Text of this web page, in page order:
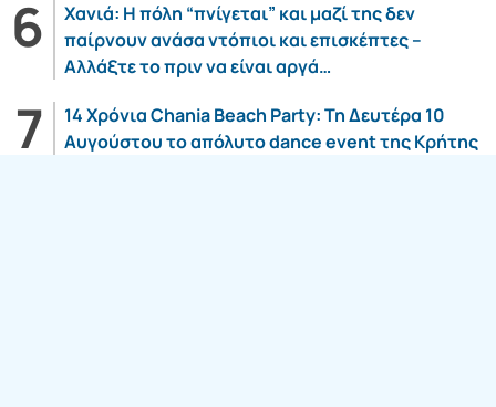
Χανιά: Η πόλη “πνίγεται” και μαζί της δεν
παίρνουν ανάσα ντόπιοι και επισκέπτες –
Αλλάξτε το πριν να είναι αργά…
14 Χρόνια Chania Beach Party: Τη Δευτέρα 10
Αυγούστου το απόλυτο dance event της Κρήτης